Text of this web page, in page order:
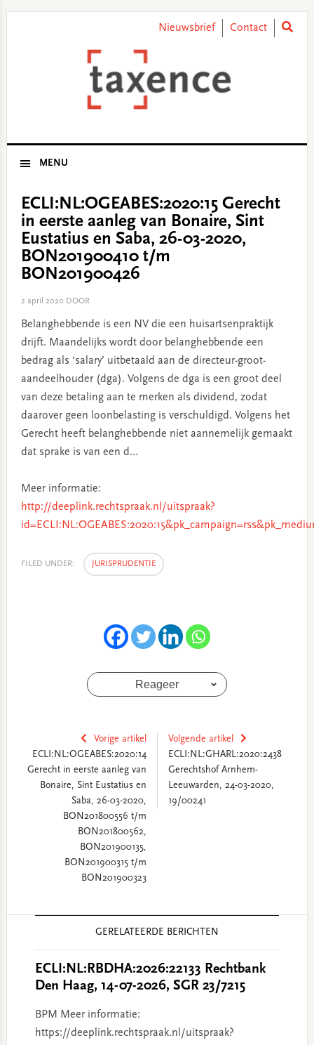
Nieuwsbrief Contact
MENU
ECLI:NL:OGEABES:2020:15 Gerecht
in eerste aanleg van Bonaire, Sint
Eustatius en Saba, 26-03-2020,
BON201900410 t/m
BON201900426
2 april 2020 DOOR
Belanghebbende is een NV die een huisartsenpraktijk
drijft. Maandelijks wordt door belanghebbende een
bedrag als ‘salary’ uitbetaald aan de directeur-groot-
aandeelhouder (dga). Volgens de dga is een groot deel
van deze betaling aan te merken als dividend, zodat
daarover geen loonbelasting is verschuldigd. Volgens het
Gerecht heeft belanghebbende niet aannemelijk gemaakt
dat sprake is van een d…
Meer informatie:
http://deeplink.rechtspraak.nl/uitspraak?
FILED UNDER: JURISPRUDENTIE
Reageer
Vorige artikel
ECLI:NL:OGEABES:2020:14
Gerecht in eerste aanleg van
Bonaire, Sint Eustatius en
Saba, 26-03-2020,
BON201800556 t/m
BON201800562,
BON201900135,
BON201900315 t/m
BON201900323
Volgende artikel
ECLI:NL:GHARL:2020:2438
Gerechtshof Arnhem-
Leeuwarden, 24-03-2020,
19/00241
GERELATEERDE BERICHTEN
ECLI:NL:RBDHA:2026:22133 Rechtbank
Den Haag, 14-07-2026, SGR 23/7215
BPM Meer informatie:
https://deeplink.rechtspraak.nl/uitspraak?